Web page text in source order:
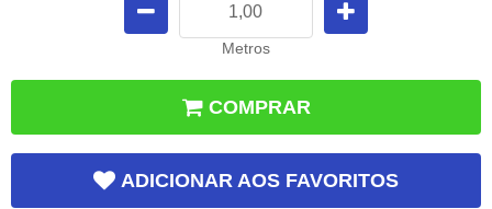
Metros
COMPRAR
ADICIONAR AOS FAVORITOS